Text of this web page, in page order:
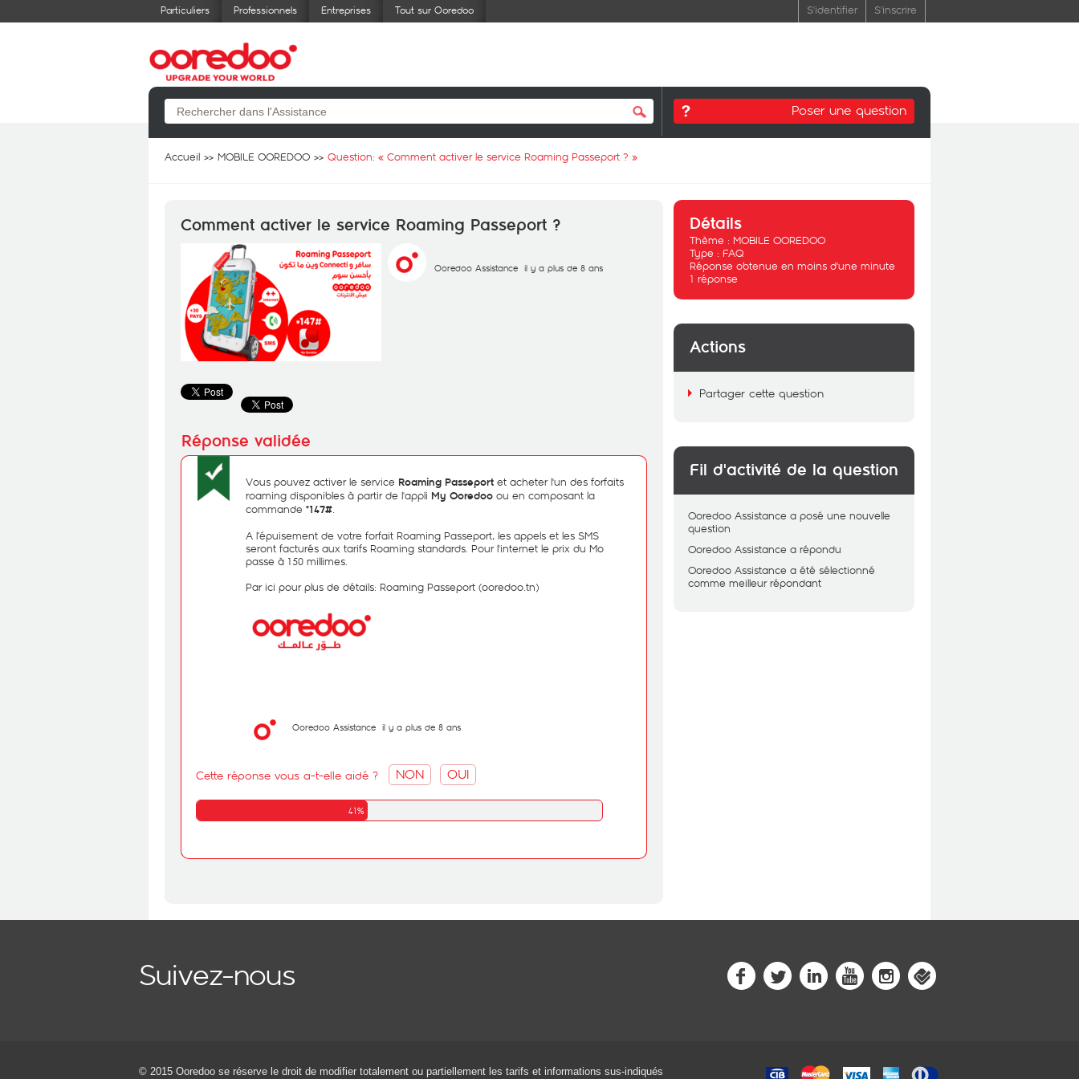
Particuliers Professionnels Entreprises Tout sur Ooredoo S'identifier S'inscrire
Poser une question
Accueil MOBILE OOREDOO Question: « Comment activer le service Roaming Passeport ? »
Comment activer le service Roaming Passeport ?
Ooredoo Assistance il y a plus de 8 ans
Vous pouvez activer le service Roaming Passeport et acheter l'un des forfaits
roaming disponibles à partir de l'appli My Ooredoo ou en composant la
commande *147#.
A l’épuisement de votre forfait Roaming Passeport, les appels et les SMS
seront facturés aux tarifs Roaming standards. Pour l'internet le prix du Mo
passe à 150 millimes.
Par ici pour plus de détails: Roaming Passeport (ooredoo.tn)
Ooredoo Assistance il y a plus de 8 ans
Cette réponse vous a-t-elle aidé ? NON OUI
41%
Détails
Thème : MOBILE OOREDOO
Type : FAQ
Réponse obtenue en moins d'une minute
1 réponse
Actions
Partager cette question
Fil d'activité de la question
Ooredoo Assistance a posé une nouvelle
question
Ooredoo Assistance a répondu
Ooredoo Assistance a été sélectionné
comme meilleur répondant
Suivez-nous
© 2015 Ooredoo se réserve le droit de modifier totalement ou partiellement les tarifs et informations sus-indiqués